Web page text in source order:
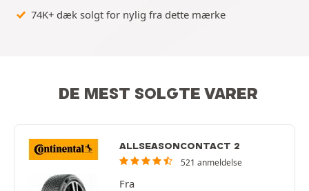
74K+ dæk solgt for nylig fra dette mærke
DE MEST SOLGTE VARER
ALLSEASONCONTACT 2
521 anmeldelse
Fra